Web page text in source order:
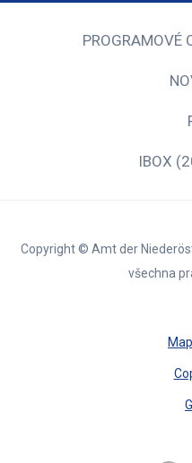
IBOX
Copyright © Amt der
všechna